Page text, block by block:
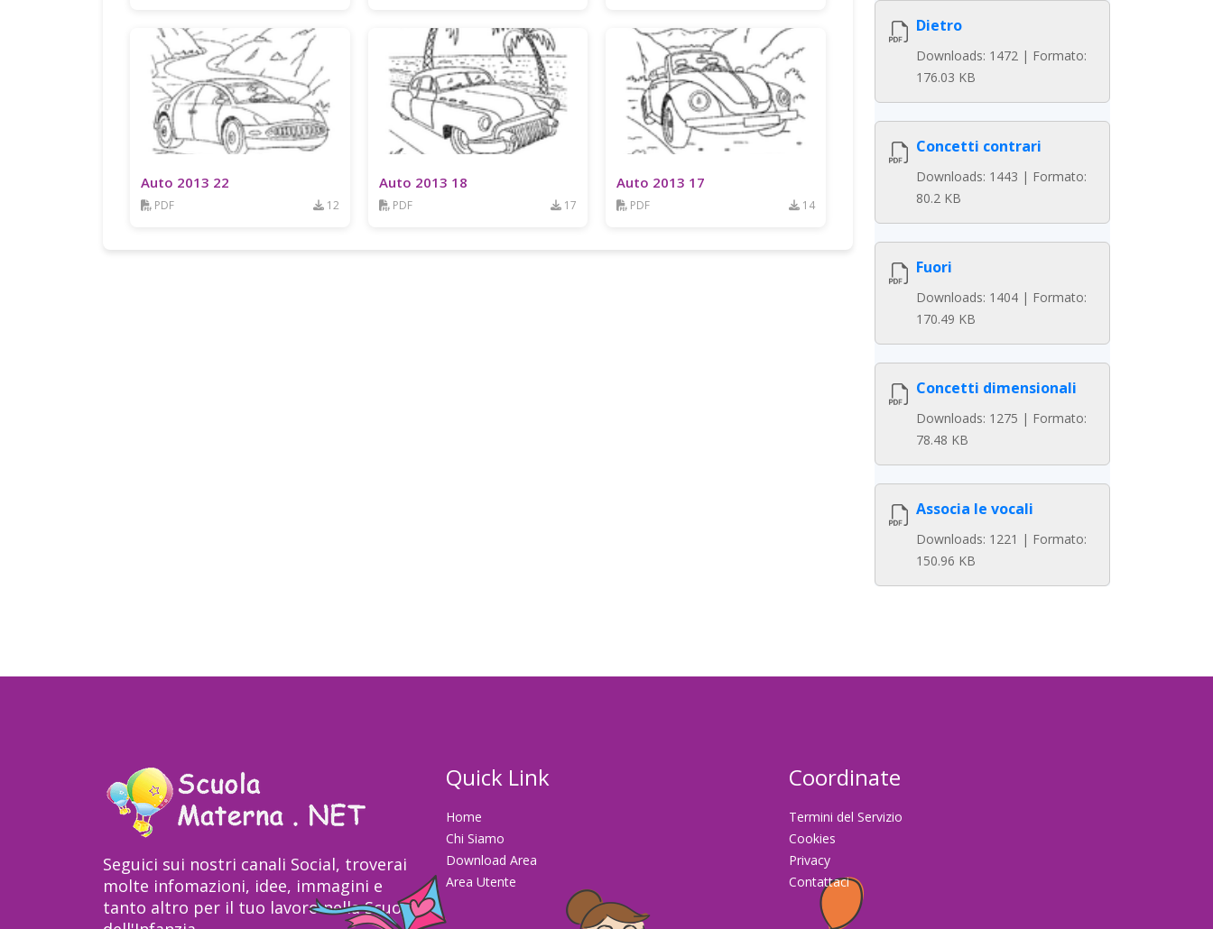
Auto 2013 22
PDF 12
Auto 2013 18
PDF 17
Auto 2013 17
PDF 14
Dietro
Downloads: 1472 | Formato:
176.03 KB
Concetti contrari
Downloads: 1443 | Formato:
80.2 KB
Fuori
Downloads: 1404 | Formato:
170.49 KB
Concetti dimensionali
Downloads: 1275 | Formato:
78.48 KB
Associa le vocali
Downloads: 1221 | Formato:
150.96 KB
Seguici sui nostri canali Social, troverai
molte infomazioni, idee, immagini e
tanto altro per il tuo lavoro nella Scuola
Quick Link
Home
Chi Siamo
Download Area
Area Utente
Coordinate
Termini del Servizio
Cookies
Privacy
Contattaci